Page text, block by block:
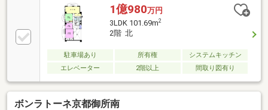
1億980万円
3LDK 101.69m2
2階 北
駐車場あり 所有権
システムキッチン
エレベーター
2階以上 間取り図有り
ボンラトーネ京都御所南